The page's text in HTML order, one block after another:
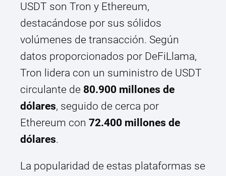
USDT son Tron y Ethereum,
destacándose por sus sólidos
volúmenes de transacción. Según
datos proporcionados por DeFiLlama,
Tron lidera con un suministro de USDT
circulante de 80.900 millones de
dólares, seguido de cerca por
Ethereum con 72.400 millones de
dólares.
La popularidad de estas plataformas se